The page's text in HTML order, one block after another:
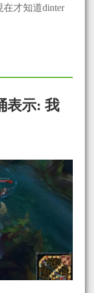
才知道dinter
表示: 我